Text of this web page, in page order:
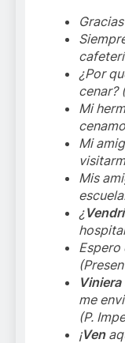
¿Por
cenar?
Mi
Mi
Mis
¿
Espero
Viniera
me
(P.
¡Ven